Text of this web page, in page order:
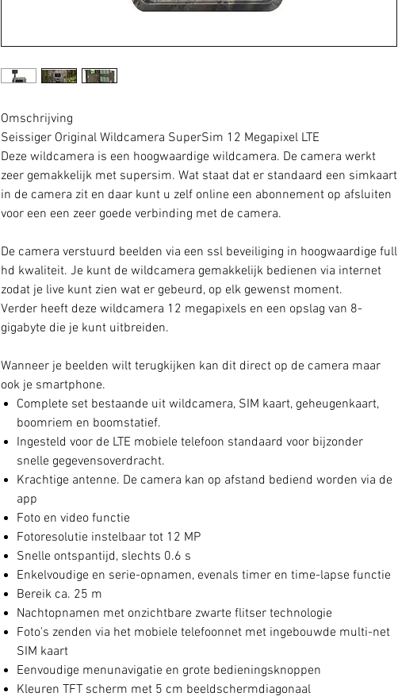
Omschrijving
Seissiger Original Wildcamera SuperSim 12 Megapixel LTE
Deze wildcamera is een hoogwaardige wildcamera. De camera werkt
zeer gemakkelijk met supersim. Wat staat dat er standaard een simkaart
in de camera zit en daar kunt u zelf online een abonnement op afsluiten
voor een een zeer goede verbinding met de camera.
De camera verstuurd beelden via een ssl beveiliging in hoogwaardige full
hd kwaliteit. Je kunt de wildcamera gemakkelijk bedienen via internet
zodat je live kunt zien wat er gebeurd, op elk gewenst moment.
Verder heeft deze wildcamera 12 megapixels en een opslag van 8-
gigabyte die je kunt uitbreiden.
Wanneer je beelden wilt terugkijken kan dit direct op de camera maar
ook je smartphone.
Complete set bestaande uit wildcamera, SIM kaart, geheugenkaart,
boomriem en boomstatief.
Ingesteld voor de LTE mobiele telefoon standaard voor bijzonder
snelle gegevensoverdracht.
Krachtige antenne. De camera kan op afstand bediend worden via de
app
Foto en video functie
Fotoresolutie instelbaar tot 12 MP
Snelle ontspantijd, slechts 0.6 s
Enkelvoudige en serie-opnamen, evenals timer en time-lapse functie
Bereik ca. 25 m
Nachtopnamen met onzichtbare zwarte flitser technologie
Foto's zenden via het mobiele telefoonnet met ingebouwde multi-net
SIM kaart
Eenvoudige menunavigatie en grote bedieningsknoppen
Kleuren TFT scherm met 5 cm beeldschermdiagonaal